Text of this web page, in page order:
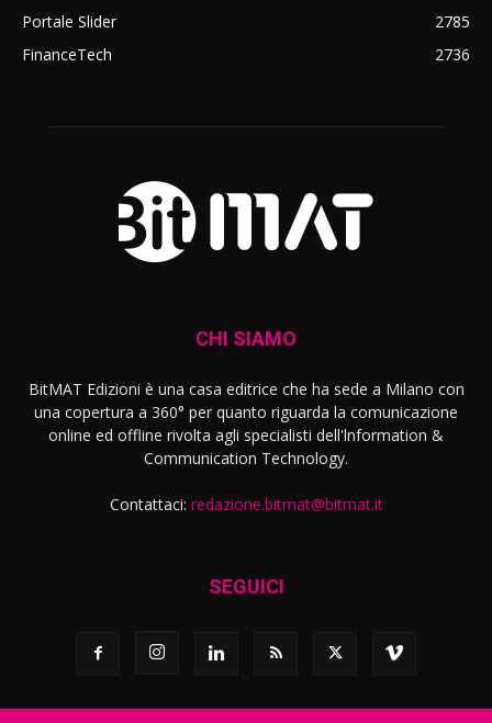
Portale Slider
2785
FinanceTech
2736
CHI SIAMO
BitMAT Edizioni è una casa editrice che ha sede a Milano con
una copertura a 360° per quanto riguarda la comunicazione
online ed offline rivolta agli specialisti dell'lnformation &
Communication Technology.
Contattaci: redazione.bitmat@bitmat.it
SEGUICI